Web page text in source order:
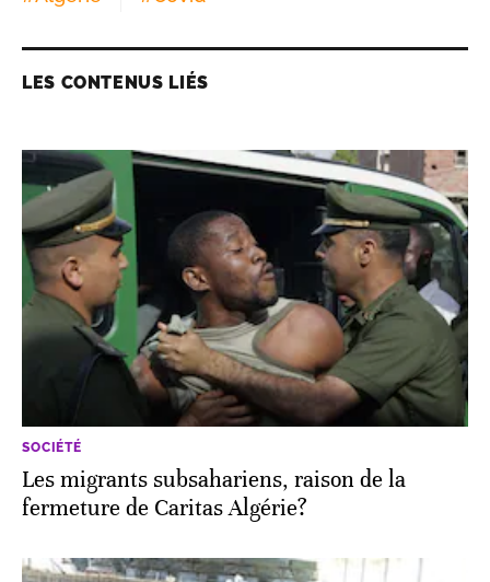
LES CONTENUS LIÉS
SOCIÉTÉ
Les migrants subsahariens, raison de la
fermeture de Caritas Algérie?